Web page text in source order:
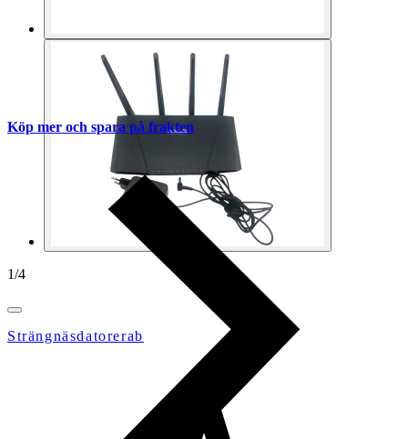
1/4
Strängnäsdatorerab
Köp mer och spara på frakten